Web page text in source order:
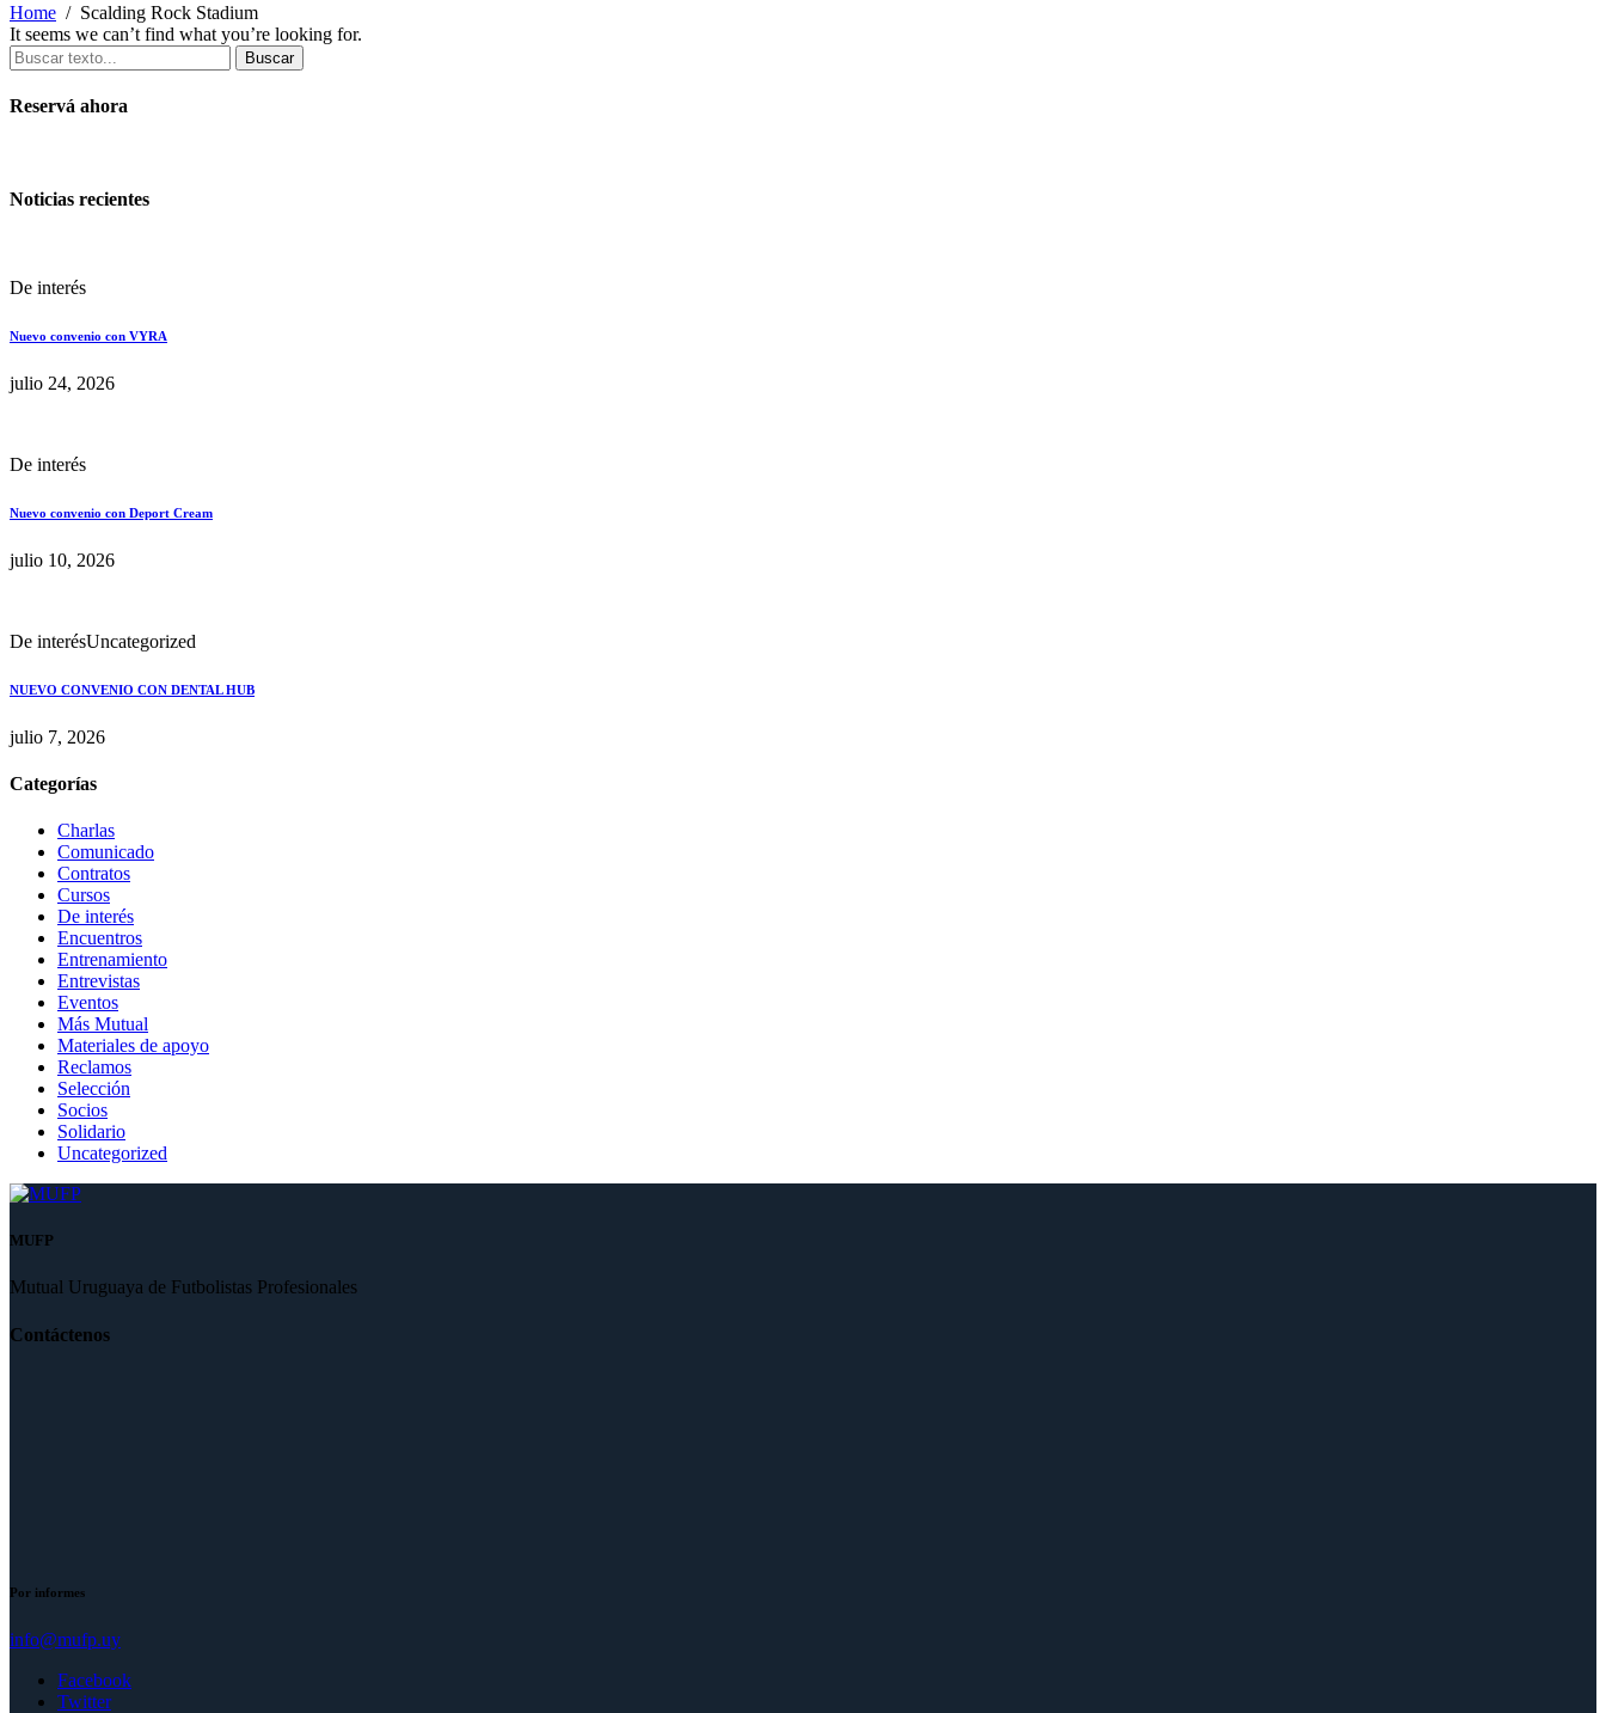
Home
Scalding Rock Stadium
It seems we can’t find what you’re looking for.
Buscar
Reservá ahora
Noticias recientes
De interés
Nuevo convenio con VYRA
julio 24, 2026
De interés
Nuevo convenio con Deport Cream
julio 10, 2026
De interésUncategorized
NUEVO CONVENIO CON DENTAL HUB
julio 7, 2026
Categorías
Charlas
Comunicado
Contratos
Cursos
De interés
Encuentros
Entrenamiento
Entrevistas
Eventos
Más Mutual
Materiales de apoyo
Reclamos
Selección
Socios
Solidario
Uncategorized
MUFP
Mutual Uruguaya de Futbolistas Profesionales
Contáctenos
Por informes
info@mufp.uy
Facebook
Twitter